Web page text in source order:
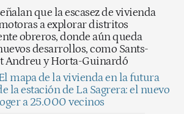
que la escasez de vivienda
a explorar distritos
obreros, donde aún queda
desarrollos, como Sants-
Andreu y Horta-Guinardó
mapa de la vivienda en la futura
la estación de La Sagrera: el nuevo
a 25.000 vecinos